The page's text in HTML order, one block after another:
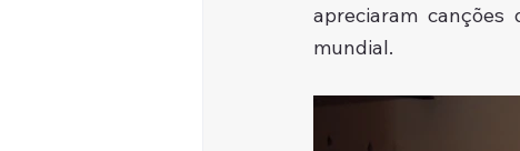
apreciaram
mundial.